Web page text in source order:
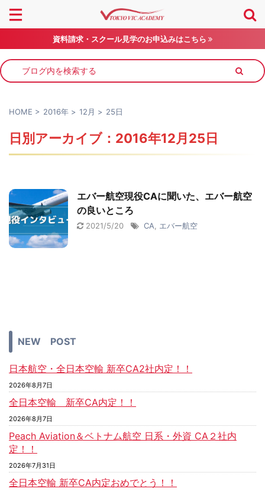
資料請求・スクール見学のお申込みはこちら
HOME > 2016年 > 12月 > 25日
日別アーカイブ：2016年12月25日
エバー航空現役CAに聞いた、エバー航空
の良いところ
2021/5/20 CA エバー航空
NEW POST
日本航空・全日本空輸 新卒CA2社内定！！
2026年8月7日
全日本空輸 新卒CA内定！！
2026年8月7日
Peach Aviation＆ベトナム航空 日系・外資 CA２社内
定！！
2026年7月31日
全日本空輸 新卒CA内定おめでとう！！